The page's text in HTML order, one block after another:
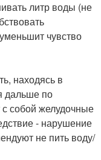
литр воды (не
чувство
находясь в
дальше по
с собой желудочные
- нарушение
не пить воду/